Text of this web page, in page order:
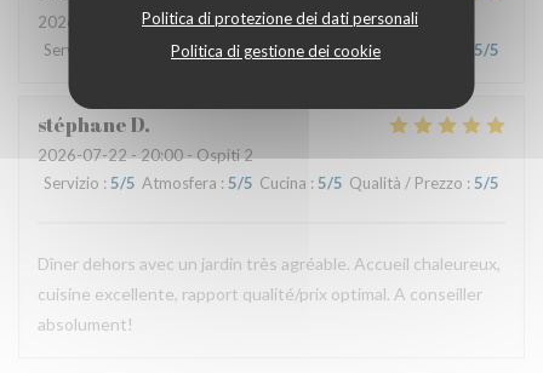
Politica di protezione dei dati personali
Politica di gestione dei cookie
2026-07-22
- 19:30 - Ospiti 2
Servizio
Atmosfera: 5/5 Cucina:5/5 Qualità / Prezzo 5/5
stéphaneD
2026-07-22- 20:00 - Ospiti 2
Servizio : 5/5 Atmosfera : 5/5 Cucina : 5/5 Qualità / Prezzo : 5/5
Dîner dehors avec un jardin très agréable. Accueil chaleureux,
cuisine excellente, rapport qualité/prix optimal. A conseiller
absolument!